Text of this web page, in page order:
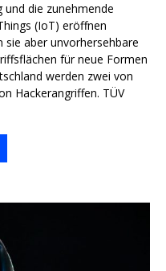
die zunehmende
(IoT) eröffnen
sie aber unvorhersehbare
für neue Formen
Hackerangriffen. TÜV